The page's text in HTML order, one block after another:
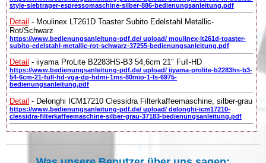
style-siebtrager-espressomaschine-silber-886-bedienungsanleitung.pdf
Detail - Moulinex LT261D Toaster Subito Edelstahl Metallic-
Rot/Schwarz
https://www.bedienungsanleitung-pdf.de/ upload/ moulinex-lt261d-toaster-
subito-edelstahl-metallic-rot-schwarz-37255-bedienungsanleitung.pdf
Detail - iiyama ProLite B2283HS-B3 54,6cm 21" Full-HD
https://www.bedienungsanleitung-pdf.de/ upload/ iiyama-prolite-b2283hs-b3-
54-6cm-21-full-hd-vga-dp-hdmi-1ms-80mio-1-ls-6975-
bedienungsanleitung.pdf
Detail - Delonghi ICM17210 Clessidra Filterkaffeemaschine, silber-grau
https://www.bedienungsanleitung-pdf.de/ upload/ delonghi-icm17210-
clessidra-filterkaffeemaschine-silber-grau-37183-bedienungsanleitung.pdf